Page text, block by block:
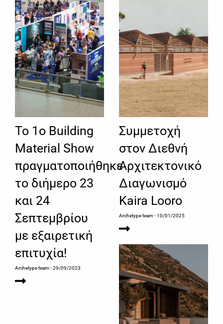
Το 1ο Building
Material Show
πραγματοποιήθηκε
το διήμερο 23
και 24
Σεπτεμβρίου
με εξαιρετική
επιτυχία!
Archetype team- 29/09/2023
Συμμετοχή
στον Διεθνή
Αρχιτεκτονικό
Διαγωνισμό
Kaira Looro
Archetype team- 10/01/2025